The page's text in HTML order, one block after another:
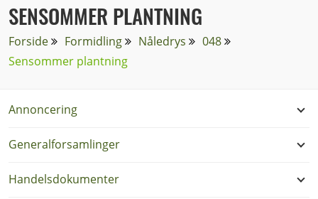
SENSOMMER PLANTNING
Forside Formidling Nåledrys
048
Sensommer plantning
Annoncering
Generalforsamlinger
Handelsdokumenter